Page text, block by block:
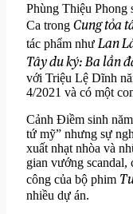
Phùng Thiệu Phong
Ca trong Cung tỏa
tác phẩm như Lan
Tây du ký: Ba lần
với Triệu Lệ Dĩnh
4/2021 và có một
Cảnh Điềm sinh
tứ mỹ” nhưng sự
xuất nhạt nhòa và
gian vướng scandal,
công của bộ phim
nhiều dự án.